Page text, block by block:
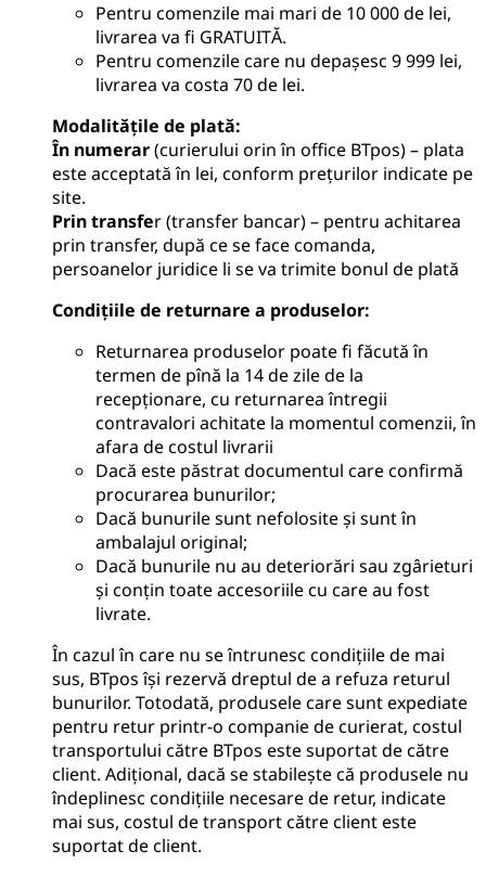
Pentru comenzile mai mari de 10 000 de lei,
livrarea va fi GRATUITĂ.
Pentru comenzile care nu depașesc 9 999 lei,
livrarea va costa 70 de lei.
Modalitățile de plată:
În numerar(curierului orin în office BTpos) – plata
este acceptată în lei, conform prețurilor indicate pe
site.
Prin transfer (transfer bancar) – pentru achitarea
prin transfer, după ce se face comanda,
persoanelor juridice li se va trimite bonul de plată
Condițiile de returnare a produselor:
Returnarea produselor poate fi făcută în
termen de pînă la 14 de zile de la
recepționare, cu returnarea întregii
contravalori achitate la momentul comenzii, în
afara de costul livrarii
Dacă este păstrat documentul care confirmă
procurarea bunurilor;
Dacă bunurile sunt nefolosite și sunt în
ambalajul original;
Dacă bunurile nu au deteriorări sau zgârieturi
și conțin toate accesoriile cu care au fost
livrate.
În cazul în care nu se întrunesc condițiile de mai
sus, BTpos își rezervă dreptul de a refuza returul
bunurilor. Totodată, produsele care sunt expediate
pentru retur printr-o companie de curierat, costul
transportului către BTpos este suportat de către
client. Adițional, dacă se stabilește că produsele nu
îndeplinesc condițiile necesare de retur, indicate
mai sus, costul de transport către client este
suportat de client.